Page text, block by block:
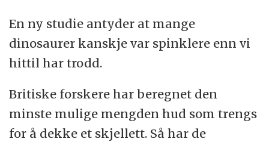
En ny studie antyder at mange
dinosaurer kanskje var spinklere enn vi
hittil har trodd.
Britiske forskere har beregnet den
minste mulige mengden hud som trengs
for å dekke et skjellett. Så har de